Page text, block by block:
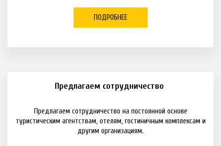
ПОДРОБНЕЕ
Предлагаем сотрудничество
Предлагаем сотрудничество на постоянной основе
туристическим агентствам, отелям, гостиничным комплексам и
другим организациям.